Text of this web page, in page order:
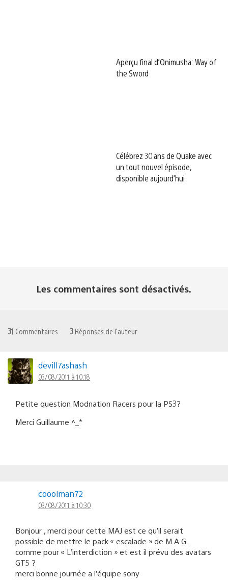
Aperçu final d’Onimusha: Way of
the Sword
Célébrez 30 ans de Quake avec
un tout nouvel épisode,
disponible aujourd’hui
Les commentaires sont désactivés.
31 Commentaires 3 Réponses de l'auteur
devill7ashash
03/08/2011 à 10:18
Petite question Modnation Racers pour la PS3?
Merci Guillaume ^_*
cooolman72
03/08/2011 à 10:30
Bonjour , merci pour cette MAJ est ce qu’il serait
possible de mettre le pack « escalade » de M.A.G.
comme pour « L’interdiction » et est il prévu des avatars
GT5 ?
merci bonne journée a l’équipe sony